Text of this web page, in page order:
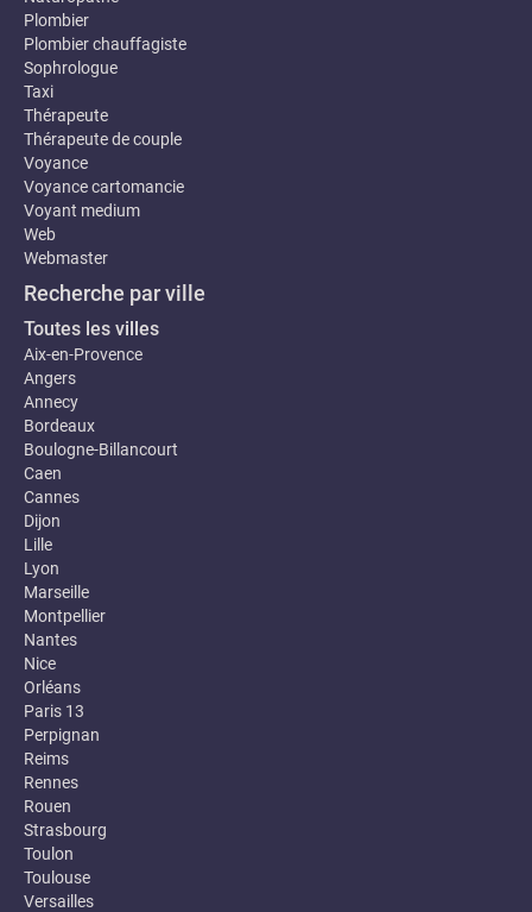
Plombier
Plombier chauffagiste
Sophrologue
Taxi
Thérapeute
Thérapeute de couple
Voyance
Voyance cartomancie
Voyant medium
Web
Webmaster
Recherche par ville
Toutes les villes
Aix-en-Provence
Angers
Annecy
Bordeaux
Boulogne-Billancourt
Caen
Cannes
Dijon
Lille
Lyon
Marseille
Montpellier
Nantes
Nice
Orléans
Paris 13
Perpignan
Reims
Rennes
Rouen
Strasbourg
Toulon
Toulouse
Versailles